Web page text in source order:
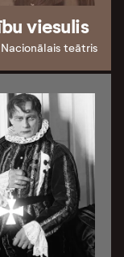
viesulis
teātris